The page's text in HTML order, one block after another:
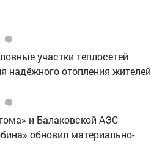
участки теплосетей
надёжного отопления жителей
и Балаковской АЭС
обновил материально-